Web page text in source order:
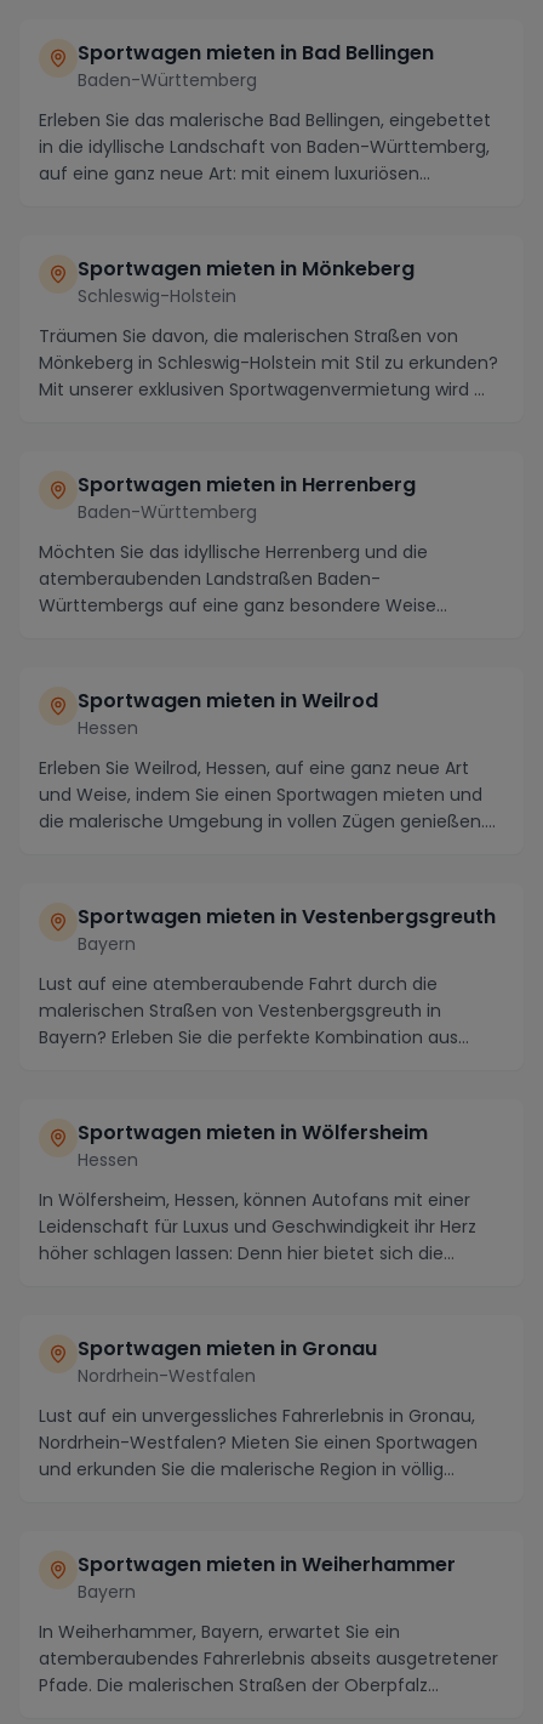
Sportwagen mieten in Bad Bellingen
Baden-Württemberg
Erleben Sie das malerische Bad Bellingen, eingebettet
in die idyllische Landschaft von Baden-Württemberg,
auf eine ganz neue Art: mit einem luxuriösen...
Sportwagen mieten in Mönkeberg
Schleswig-Holstein
Träumen Sie davon, die malerischen Straßen von
Mönkeberg in Schleswig-Holstein mit Stil zu erkunden?
Mit unserer exklusiven Sportwagenvermietung wird ...
Sportwagen mieten in Herrenberg
Baden-Württemberg
Möchten Sie das idyllische Herrenberg und die
atemberaubenden Landstraßen Baden-
Württembergs auf eine ganz besondere Weise
Sportwagen mieten in Weilrod
Hessen
Erleben Sie Weilrod, Hessen, auf eine ganz neue Art
und Weise, indem Sie einen Sportwagen mieten und
die malerische Umgebung in vollen Zügen genießen....
Sportwagen mieten in Vestenbergsgreuth
Bayern
Lust auf eine atemberaubende Fahrt durch die
malerischen Straßen von Vestenbergsgreuth in
Bayern? Erleben Sie die perfekte Kombination aus
Sportwagen mieten in Wölfersheim
Hessen
In Wölfersheim, Hessen, können Autofans mit einer
Leidenschaft für Luxus und Geschwindigkeit ihr Herz
höher schlagen lassen: Denn hier bietet sich die...
Sportwagen mieten in Gronau
Nordrhein-Westfalen
Lust auf ein unvergessliches Fahrerlebnis in Gronau,
Nordrhein-Westfalen? Mieten Sie einen Sportwagen
und erkunden Sie die malerische Region in völlig...
Sportwagen mieten in Weiherhammer
Bayern
In Weiherhammer, Bayern, erwartet Sie ein
atemberaubendes Fahrerlebnis abseits ausgetretener
Pfade. Die malerischen Straßen der Oberpfalz